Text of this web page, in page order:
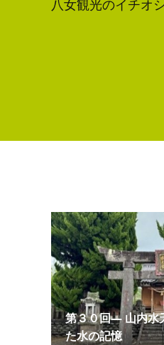
八女観光のイチオ
第３０回― 山内水
た水の記憶